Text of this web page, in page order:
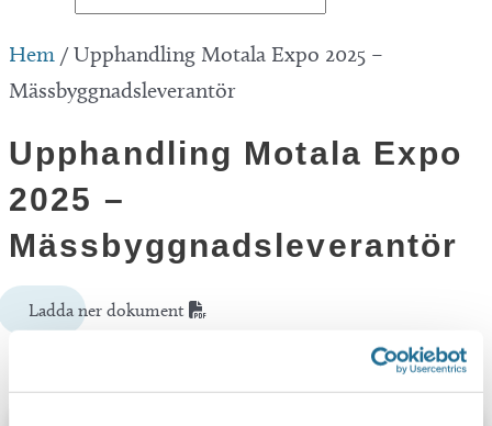
Hem /Upphandling Motala Expo 2025 –
Mässbyggnadsleverantör
Upphandling Motala Expo
2025 –
Mässbyggnadsleverantör
Ladda ner dokument